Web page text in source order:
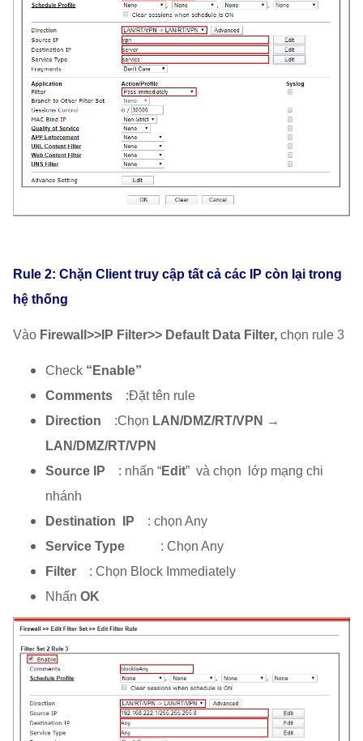
Rule 2: Chặn Client truy cập tất cả các IP còn lại trong
hệ thống
Vào Firewall>>IP Filter>> Default Data Filter, chọn rule 3
Check “Enable”
Comments :Đặt tên rule
Direction :Chọn LAN/DMZ/RT/VPN →
LAN/DMZ/RT/VPN
Source IP : nhấn “Edit” và chọn lớp mạng chi
nhánh
Destination IP : chọn Any
Service Type : Chọn Any
Filter : Chọn Block Immediately
Nhấn OK